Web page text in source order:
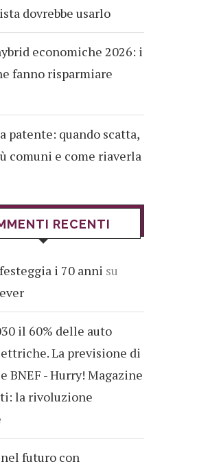
dovrebbe usarlo
economiche 2026: i
fanno risparmiare
patente: quando scatta,
comuni e come riaverla
RECENTI
i 70 anni su
il 60% delle auto
La previsione di
BNEF - Hurry! Magazine
la rivoluzione
futuro con